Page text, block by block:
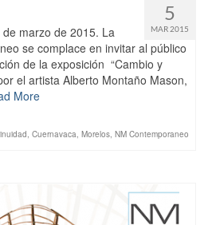
5
MAR 2015
marzo de 2015. La
se complace en invitar al público
de la exposición “Cambio y
el artista Alberto Montaño Mason,
More
, Cuernavaca, Morelos, NM Contemporaneo